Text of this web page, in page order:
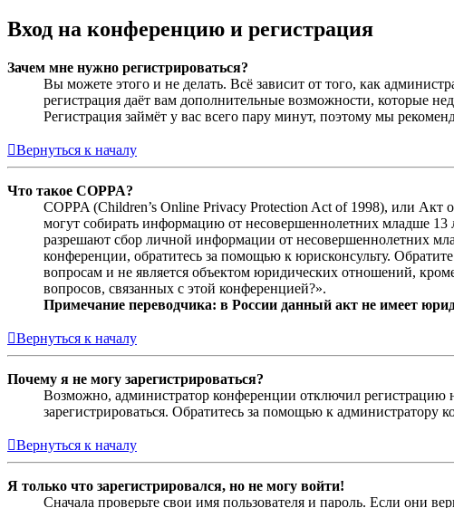
Вход на конференцию и регистрация
Зачем мне нужно регистрироваться?
Вы можете этого и не делать. Всё зависит от того, как
регистрация даёт вам дополнительные возможности, которые
Регистрация займёт у вас всего пару минут, поэтому мы
Вернуться к началу
Что такое COPPA?
COPPA (Children’s Online Privacy Protection Act of 1998), или
могут собирать информацию от несовершеннолетних младше 13
разрешают сбор личной информации от несовершеннолетних
конференции, обратитесь за помощью к юрисконсульту.
вопросам и не является объектом юридических отношений,
вопросов, связанных с этой конференцией?».
Примечание переводчика: в России данный акт не имеет
Вернуться к началу
Почему я не могу зарегистрироваться?
Возможно, администратор конференции отключил регистрацию
зарегистрироваться. Обратитесь за помощью к администратору
Вернуться к началу
Я только что зарегистрировался, но не могу войти!
Сначала проверьте свои имя пользователя и пароль. Если они